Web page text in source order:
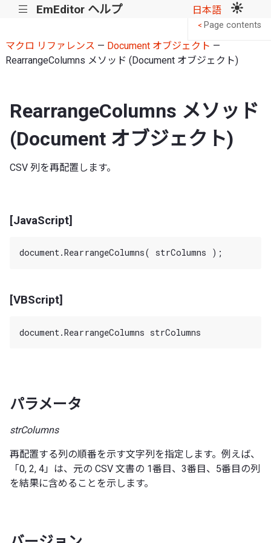
||| EmEditor ヘルプ 日本語
マクロ リファレンス — Document オブジェクト —
RearrangeColumns メソッド (Document オブジェクト)
RearrangeColumns メソッド
(Document オブジェクト)
CSV 列を再配置します。
[JavaScript]
[VBScript]
パラメータ
strColumns
再配置する列の順番を示す文字列を指定します。例えば、
「0, 2, 4」は、元の CSV 文書の 1番目、3番目、5番目の列
を結果に含めることを示します。
< Page contents